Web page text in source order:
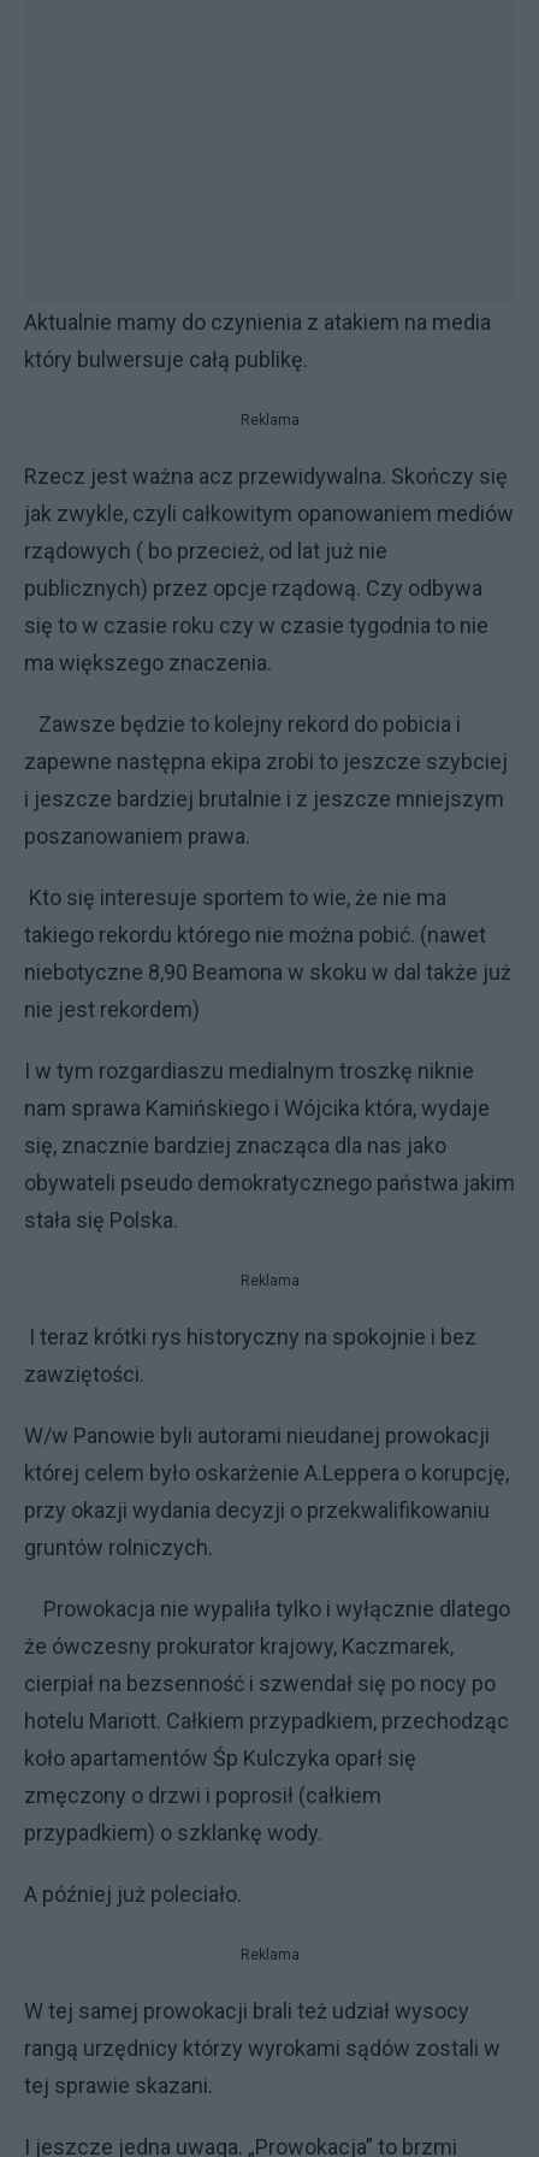
Aktualnie mamy do czynienia z atakiem na media
który bulwersuje całą publikę.
Reklama
Rzecz jest ważna acz przewidywalna. Skończy się
jak zwykle, czyli całkowitym opanowaniem mediów
rządowych ( bo przecież, od lat już nie
publicznych) przez opcje rządową. Czy odbywa
się to w czasie roku czy w czasie tygodnia to nie
ma większego znaczenia.
Zawsze będzie to kolejny rekord do pobicia i
zapewne następna ekipa zrobi to jeszcze szybciej
i jeszcze bardziej brutalnie i z jeszcze mniejszym
poszanowaniem prawa.
Kto się interesuje sportem to wie, że nie ma
takiego rekordu którego nie można pobić. (nawet
niebotyczne 8,90 Beamona w skoku w dal także już
nie jest rekordem)
I w tym rozgardiaszu medialnym troszkę niknie
nam sprawa Kamińskiego i Wójcika która, wydaje
się, znacznie bardziej znacząca dla nas jako
obywateli pseudo demokratycznego państwa jakim
stała się Polska.
Reklama
I teraz krótki rys historyczny na spokojnie i bez
zawziętości.
W/w Panowie byli autorami nieudanej prowokacji
której celem było oskarżenie A.Leppera o korupcję,
przy okazji wydania decyzji o przekwalifikowaniu
gruntów rolniczych.
Prowokacja nie wypaliła tylko i wyłącznie dlatego
że ówczesny prokurator krajowy, Kaczmarek,
cierpiał na bezsenność i szwendał się po nocy po
hotelu Mariott. Całkiem przypadkiem, przechodząc
koło apartamentów Śp Kulczyka oparł się
zmęczony o drzwi i poprosił (całkiem
przypadkiem) o szklankę wody.
A później już poleciało.
Reklama
W tej samej prowokacji brali też udział wysocy
rangą urzędnicy którzy wyrokami sądów zostali w
tej sprawie skazani.
I jeszcze jedna uwaga. „Prowokacja” to brzmi